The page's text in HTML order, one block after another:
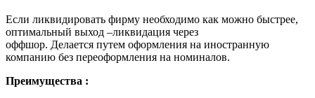
Если ликвидировать фирму необходимо как можно быстрее,
оптимальный выход –ликвидация через
оффшор. Делается путем оформления на иностранную
компанию без переоформления на номиналов.
Преимущества :